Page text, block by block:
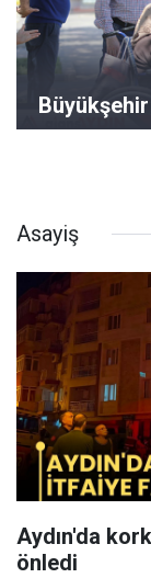
Asayiş
Aydın'da
önledi